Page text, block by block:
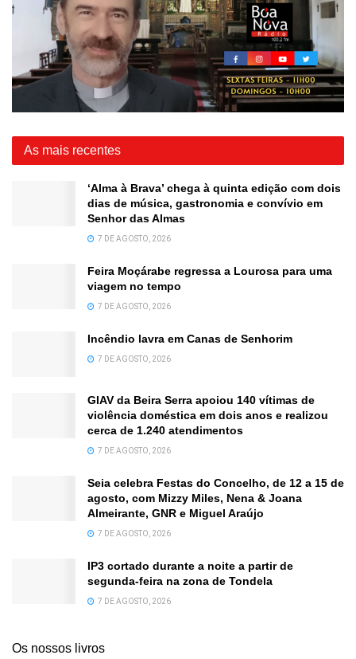
As mais recentes
‘Alma à Brava’ chega à quinta edição com dois
dias de música, gastronomia e convívio em
Senhor das Almas
7 DE AGOSTO, 2026
Feira Moçárabe regressa a Lourosa para uma
viagem no tempo
7 DE AGOSTO, 2026
Incêndio lavra em Canas de Senhorim
7 DE AGOSTO, 2026
GIAV da Beira Serra apoiou 140 vítimas de
violência doméstica em dois anos e realizou
cerca de 1.240 atendimentos
7 DE AGOSTO, 2026
Seia celebra Festas do Concelho, de 12 a 15 de
agosto, com Mizzy Miles, Nena & Joana
Almeirante, GNR e Miguel Araújo
7 DE AGOSTO, 2026
IP3 cortado durante a noite a partir de
segunda-feira na zona de Tondela
7 DE AGOSTO, 2026
Os nossos livros